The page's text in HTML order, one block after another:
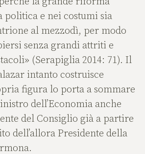
politica e nei costumi sia
al mezzodì, per modo
senza grandi attriti e
(Serapiglia 2014: 71). Il
intanto costruisce
figura lo porta a sommare
dell’Economia anche
del Consiglio già a partire
dell’allora Presidente della